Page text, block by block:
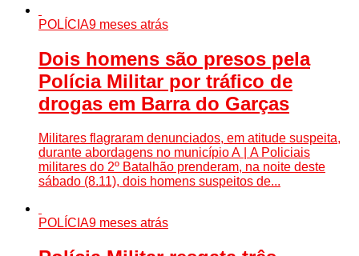
POLÍCIA9 meses atrás
Dois homens são presos pela
Polícia Militar por tráfico de
drogas em Barra do Garças
Militares flagraram denunciados, em atitude suspeita,
durante abordagens no município A | A Policiais
militares do 2º Batalhão prenderam, na noite deste
sábado (8.11), dois homens suspeitos de...
POLÍCIA9 meses atrás